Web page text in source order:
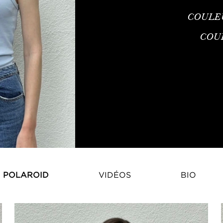
Carolina Meier – Aperçu de
POLAROID VIDÉOS BIO